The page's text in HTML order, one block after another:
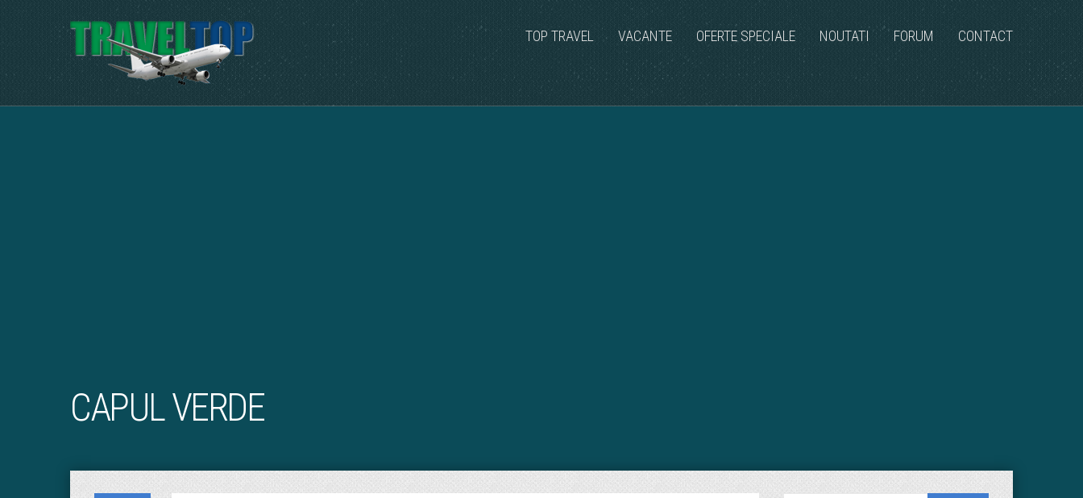
TOP TRAVEL VACANTE OFERTE SPECIALE NOUTATI FORUM CONTACT
CAPUL VERDE